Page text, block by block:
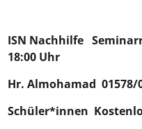
ISN Nachhilfe
18:00 Uhr
Hr.Almohamad 01578/
Schüler*innen